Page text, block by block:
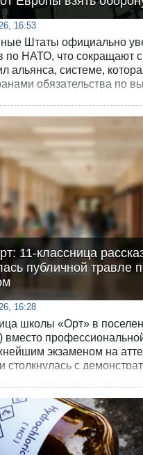
16:53
Штаты официально
по НАТО, что сокращают
альянса, системе,
обязательства по
сил США.
11-классница
публичной травле
16:28
школы «Орт» в
вместо
экзаменом на
столкнулась с
- шорты, которые,
оказались «слишком